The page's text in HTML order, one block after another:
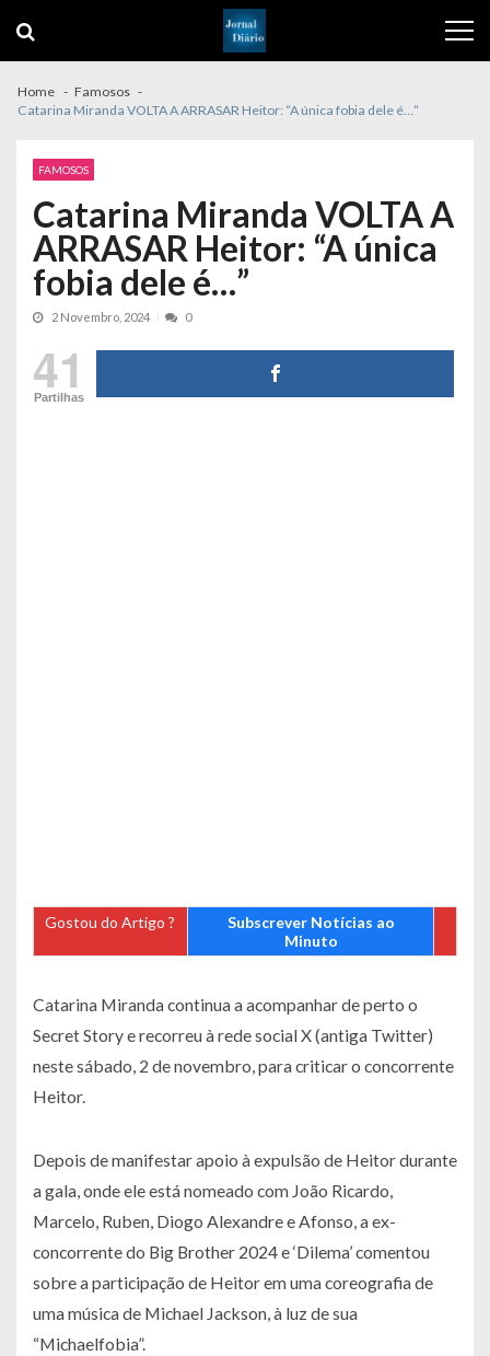
navigation
content
Home
Famosos
Catarina Miranda VOLTA A ARRASAR Heitor: “A única fobia dele é…”
FAMOSOS
Catarina Miranda VOLTA A
ARRASAR Heitor: “A única
fobia dele é…”
2 Novembro, 2024 0
41
Partilhas
Gostou do Artigo ?
Subscrever Notícias ao
Minuto
Catarina Miranda continua a acompanhar de perto o
Secret Story e recorreu à rede social X (antiga Twitter)
neste sábado, 2 de novembro, para criticar o concorrente
Heitor.
Depois de manifestar apoio à expulsão de Heitor durante
a gala, onde ele está nomeado com João Ricardo,
Marcelo, Ruben, Diogo Alexandre e Afonso, a ex-
concorrente do Big Brother 2024 e ‘Dilema’ comentou
sobre a participação de Heitor em uma coreografia de
uma música de Michael Jackson, à luz de sua
“Michaelfobia”.